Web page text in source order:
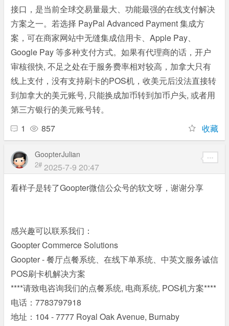
接口，是当前全球交易量最大、功能最强的在线支付解决
方案之一。若选择 PayPal Advanced Payment 集成方
案，可在商家网站中无缝集成信用卡、Apple Pay、
Google Pay 等多种支付方式。如果有代理商的话，开户
审核很快, 不足之处在于服务费率相对较高，加拿大只有
线上支付，没有支持刷卡的POS机，收美元后没法直接转
到加拿大的美元账号, 只能换成加币转到加币户头, 或者用
第三方银行的美元账号转。
1
857 收藏
GoopterJulian
2# 2025-7-9 20:47
看样子是转了Goopter微信公众号的软文呀，谢谢分享
感兴趣可以联系我们：
Goopter Commerce Solutions
Goopter - 餐厅点餐系统、在线下单系统、中英文服务诚信
POS刷卡机解决方案
****请致电咨询我们的点餐系统, 电商系统, POS机方案****
电话：7783797918
地址：104 - 7777 Royal Oak Avenue, Burnaby